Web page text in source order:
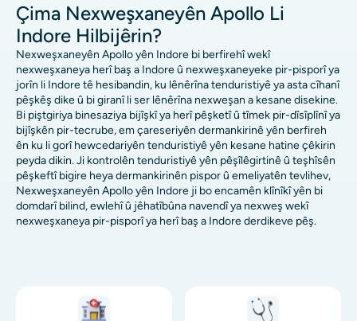
Çima Nexweşxaneyên Apollo Li
Indore Hilbijêrin?
Nexweşxaneyên Apollo yên Indore bi berfirehî wekî
nexweşxaneya herî baş a Indore û nexweşxaneyeke pir-pisporî ya
jorîn li Indore tê hesibandin, ku lênêrîna tenduristiyê ya asta cîhanî
pêşkêş dike û bi giranî li ser lênêrîna nexweşan a kesane disekine.
Bi piştgiriya binesaziya bijîşkî ya herî pêşketî û tîmek pir-dîsîplînî ya
bijîşkên pir-tecrube, em çareseriyên dermankirinê yên berfireh
ên ku li gorî hewcedariyên tenduristiyê yên kesane hatine çêkirin
peyda dikin. Ji kontrolên tenduristiyê yên pêşîlêgirtinê û teşhîsên
pêşkeftî bigire heya dermankirinên pispor û emeliyatên tevlihev,
Nexweşxaneyên Apollo yên Indore ji bo encamên klînîkî yên bi
domdarî bilind, ewlehî û jêhatîbûna navendî ya nexweş wekî
nexweşxaneya pir-pisporî ya herî baş a Indore derdikeve pêş.
Wêne Wêne